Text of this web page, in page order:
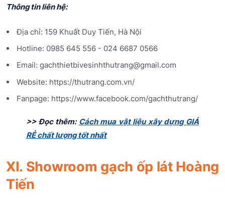
Thông tin liên hệ:
Địa chỉ: 159 Khuất Duy Tiến, Hà Nội
Hotline: 0985 645 556 - 024 6687 0566
Email: gachthietbivesinhthutrang@gmail.com
Website: https://thutrang.com.vn/
Fanpage: https://www.facebook.com/gachthutrang/
>> Đọc thêm: Cách mua vật liệu xây dựng GIÁ
RẺ chất lượng tốt nhất
XI. Showroom gạch ốp lát Hoàng
Tiến